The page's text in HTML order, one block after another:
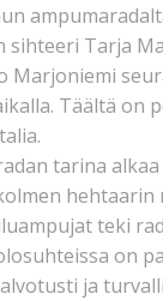
Tarja
Marjoniemi
Täältä on
tarina
teki
on
ja